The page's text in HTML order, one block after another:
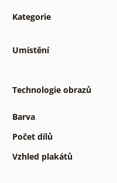
Kategorie
Umístění
Technologie obrazů
Barva
Počet dílů
Vzhled plakátů